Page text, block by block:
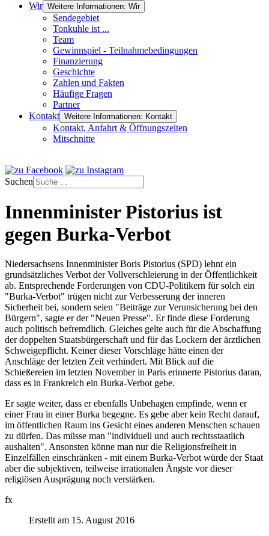
Wir Weitere Informationen: Wir
Sendegebiet
Tonkuhle ist ...
Team
Gewinnspiel - Teilnahmebedingungen
Finanzierung
Geschichte
Zahlen und Fakten
Häufige Fragen
Partner
Kontakt Weitere Informationen: Kontakt
Kontakt, Anfahrt & Öffnungszeiten
Mitschnitte
Suchen
Innenminister Pistorius ist
gegen Burka-Verbot
Niedersachsens Innenminister Boris Pistorius (SPD) lehnt ein
grundsätzliches Verbot der Vollverschleierung in der Öffentlichkeit
ab. Entsprechende Forderungen von CDU-Politikern für solch ein
"Burka-Verbot" trügen nicht zur Verbesserung der inneren
Sicherheit bei, sondern seien "Beiträge zur Verunsicherung bei den
Bürgern", sagte er der "Neuen Presse". Er finde diese Forderung
auch politisch befremdlich. Gleiches gelte auch für die Abschaffung
der doppelten Staatsbürgerschaft und für das Lockern der ärztlichen
Schweigepflicht. Keiner dieser Vorschläge hätte einen der
Anschläge der letzten Zeit verhindert. Mit Blick auf die
Schießereien im letzten November in Paris erinnerte Pistorius daran,
dass es in Frankreich ein Burka-Verbot gebe.
Er sagte weiter, dass er ebenfalls Unbehagen empfinde, wenn er
einer Frau in einer Burka begegne. Es gebe aber kein Recht darauf,
im öffentlichen Raum ins Gesicht eines anderen Menschen schauen
zu dürfen. Das müsse man "individuell und auch rechtsstaatlich
aushalten". Ansonsten könne man nur die Religionsfreiheit in
Einzelfällen einschränken - mit einem Burka-Verbot würde der Staat
aber die subjektiven, teilweise irrationalen Ängste vor dieser
religiösen Ausprägung noch verstärken.
fx
Erstellt am 15. August 2016